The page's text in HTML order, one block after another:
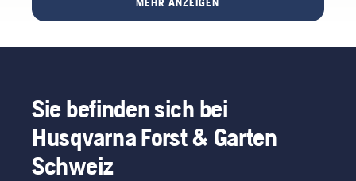
Aufsitzmäher
Akku-
wir
einfachen
zum
auf
der
Ausrüstung,
Tag für
Sie befinden sich bei
Husqvarna Forst & Garten
Schweiz